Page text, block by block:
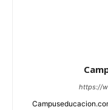
https://